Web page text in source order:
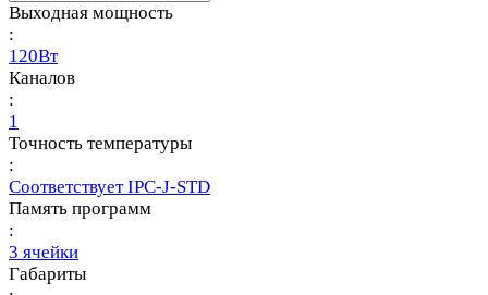
Выходная мощность
:
120Вт
Каналов
:
1
Точность температуры
:
Соответствует IPC-J-STD
Память программ
:
3 ячейки
Габариты